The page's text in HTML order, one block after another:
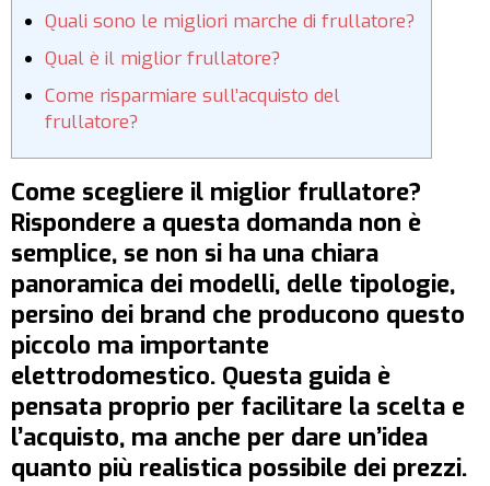
Quali sono le migliori marche di frullatore?
Qual è il miglior frullatore?
Come risparmiare sull’acquisto del
frullatore?
Come scegliere il miglior frullatore?
Rispondere a questa domanda non è
semplice, se non si ha una chiara
panoramica dei modelli, delle tipologie,
persino dei brand che producono questo
piccolo ma importante
elettrodomestico. Questa guida è
pensata proprio per facilitare la scelta e
l’acquisto, ma anche per dare un’idea
quanto più realistica possibile dei prezzi.